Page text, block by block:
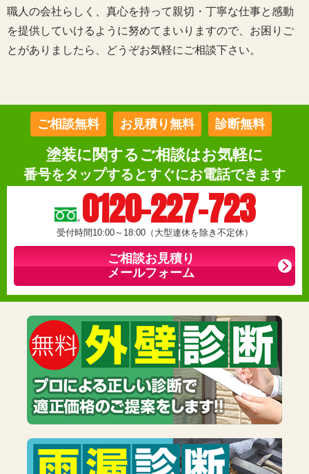
職人の会社らしく、真心を持って親切・丁寧な仕事と感動
を提供していけるように努めてまいりますので、お困りご
とがありましたら、どうぞお気軽にご相談下さい。
ご相談無料 お見積り無料 診断無料
塗装に関するご相談はお気軽に
番号をタップするとすぐにお電話できます
0120-227-723
受付時間10:00～18:00（大型連休を除き不定休）
ご相談お見積り
メールフォーム